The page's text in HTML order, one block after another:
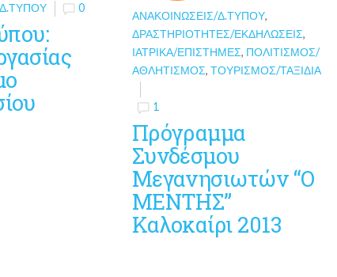
0
ΑΝΑΚΟΙΝΏΣΕΙΣ/Δ.ΤΎΠΟΥ,
ΔΡΑΣΤΗΡΙΌΤΗΤΕΣ/ΕΚΔΗΛΏΣΕΙΣ,
ΙΑΤΡΙΚΆ/ΕΠΙΣΤΉΜΕΣ, ΠΟΛΙΤΙΣΜΌΣ/
ΑΘΛΗΤΙΣΜΌΣ, ΤΟΥΡΙΣΜΌΣ/ΤΑΞΊΔΙΑ
1
Πρόγραμμα
Συνδέσμου
Μεγανησιωτών “Ο
ΜΕΝΤΗΣ”
Καλοκαίρι 2013